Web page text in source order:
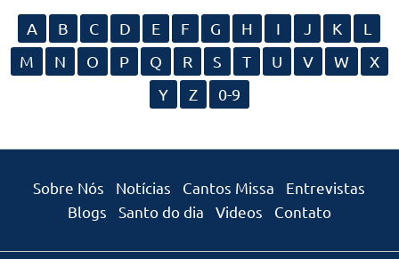
A B C D E F G H I J K
L
M
N O P Q R S T U V W
X
Y
Z 0-9
Sobre Nós Notícias Cantos Missa
Entrevistas
Blogs
Santo do dia Videos Contato